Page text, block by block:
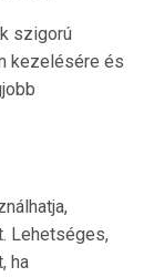
szigorú
kezelésére és
Lehetséges,
ha